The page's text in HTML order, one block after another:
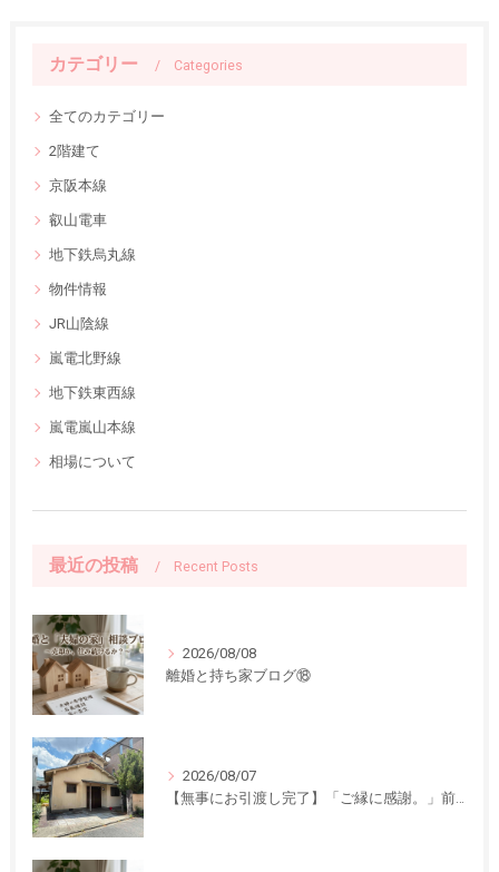
カテゴリー Categories
全てのカテゴリー
2階建て
京阪本線
叡山電車
地下鉄烏丸線
物件情報
JR山陰線
嵐電北野線
地下鉄東西線
嵐電嵐山本線
相場について
最近の投稿 Recent Posts
2026/08/08
離婚と持ち家ブログ⑱
2026/08/07
【無事にお引渡し完了】「ご縁に感謝。」前回ご紹介した中古一戸建てのお引渡しが終了しました